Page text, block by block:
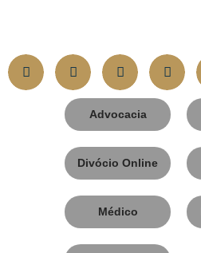
Advocacia
Divócio Online
Médico